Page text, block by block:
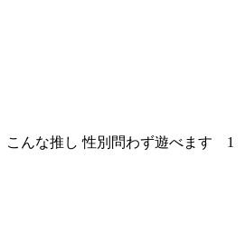
こんな推し 性別問わず遊べます 1